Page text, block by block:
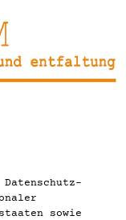
sowie